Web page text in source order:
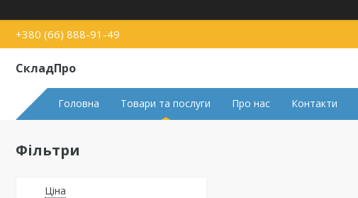
+380 (66) 888-91-49
СкладПро
Головна Товари та послуги Про нас Контакти
Фільтри
Ціна